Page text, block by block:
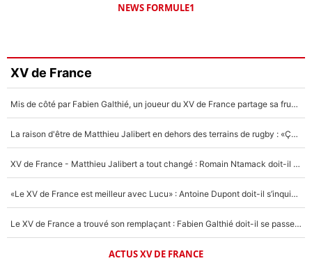
NEWS FORMULE1
XV de France
Mis de côté par Fabien Galthié, un joueur du XV de France partage sa frustration : «ils ne me l’ont pas dit tout de suite»
La raison d'être de Matthieu Jalibert en dehors des terrains de rugby : «Ça m'atteint autant que si tu touches à un membre de ma famille»
XV de France - Matthieu Jalibert a tout changé : Romain Ntamack doit-il s’inquiéter pour sa place à un an de la Coupe du monde ?
«Le XV de France est meilleur avec Lucu» : Antoine Dupont doit-il s’inquiéter pour sa place ?
Le XV de France a trouvé son remplaçant : Fabien Galthié doit-il se passer d'Antoine Dupont ?
ACTUS XV DE FRANCE